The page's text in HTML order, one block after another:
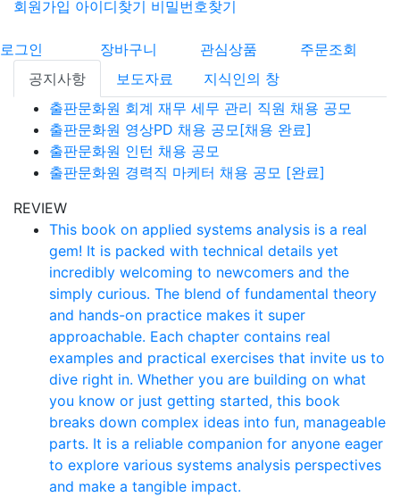
회원가입 아이디찾기 비밀번호찾기
로그인 장바구니 관심상품
주문조회
공지사항
보도자료
지식인의 창
출판문화원 회계 재무 세무 관리 직원 채용 공모
출판문화원 영상PD 채용 공모[채용 완료]
출판문화원 인턴 채용 공모
출판문화원 경력직 마케터 채용 공모 [완료]
REVIEW
This book on applied systems analysis is a real
gem! It is packed with technical details yet
incredibly welcoming to newcomers and the
simply curious. The blend of fundamental theory
and hands-on practice makes it super
approachable. Each chapter contains real
examples and practical exercises that invite us to
dive right in. Whether you are building on what
you know or just getting started, this book
breaks down complex ideas into fun, manageable
parts. It is a reliable companion for anyone eager
to explore various systems analysis perspectives
and make a tangible impact.